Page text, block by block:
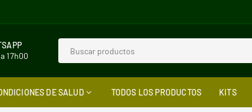
17h00
DE SALUD TODOS LOS PRODUCTOS KITS